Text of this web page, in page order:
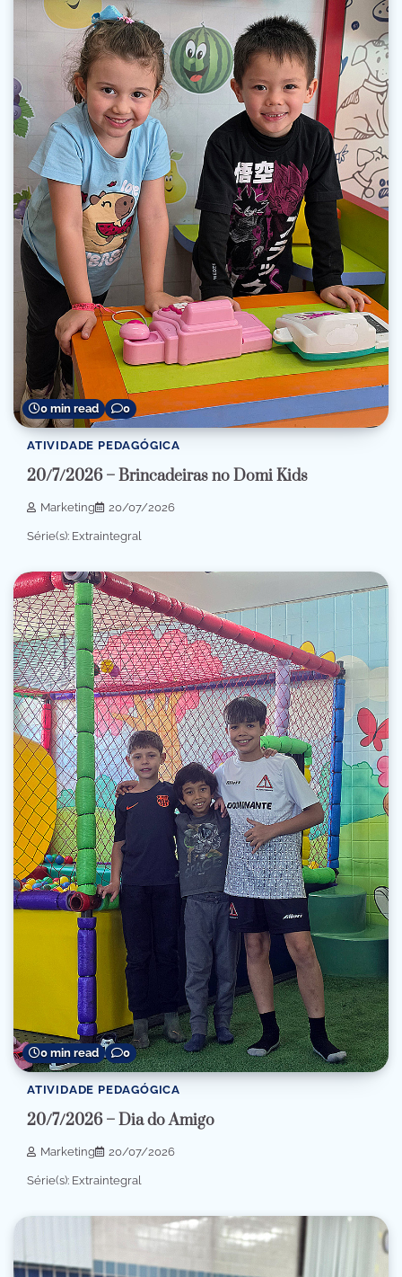
0 min read 0
ATIVIDADE PEDAGÓGICA
20/7/2026 – Brincadeiras no Domi Kids
Marketing 20/07/2026
Série(s): Extraintegral
0 min read 0
ATIVIDADE PEDAGÓGICA
20/7/2026 – Dia do Amigo
Marketing 20/07/2026
Série(s): Extraintegral